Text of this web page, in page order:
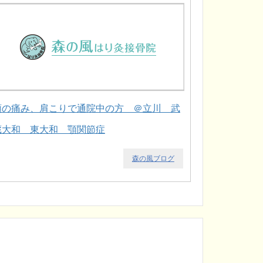
の痛み、肩こりで通院中の方 ＠立川 武
大和 東大和 顎関節症
森の風ブログ